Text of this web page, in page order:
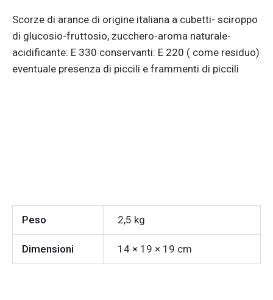
Scorze di arance di origine italiana a cubetti- sciroppo
di glucosio-fruttosio, zucchero-aroma naturale-
acidificante: E 330 conservanti: E 220 ( come residuo)
eventuale presenza di piccili e frammenti di piccili
Peso 2,5 kg
Dimensioni 14 × 19 × 19 cm